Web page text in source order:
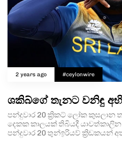
2 years ago #ceylonwire
ශකිබ්ගේ තැනට වනිඳු
පන්දුවාර 20 ක්‍රිකට් ලෝක කුසලාන
දෙකක කාලයක් තිබියදී
පන්දුවාර 20 තුන්ඉරියව් ක්‍රිඩකයන්